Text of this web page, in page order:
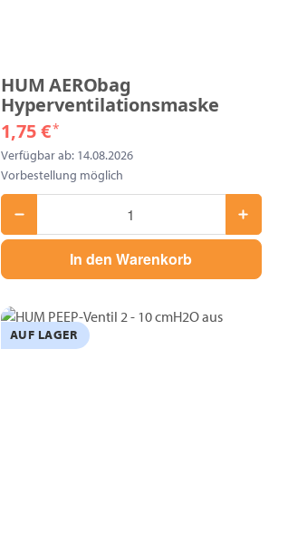
HUM AERObag
Hyperventilationsmaske
1,75 €*
Verfügbar ab: 14.08.2026
Vorbestellung möglich
In den Warenkorb
AUF LAGER